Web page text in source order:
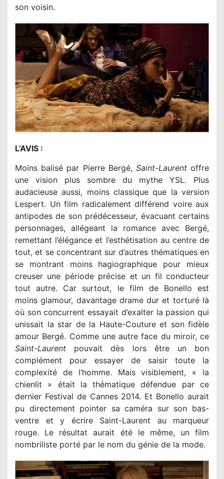
son voisin.
L’AVIS :
Moins balisé par Pierre Bergé, Saint-Laurentoffre
une vision plus sombre du mythe YSL. Plus
audacieuse aussi, moins classique que la version
Lespert. Un film radicalement différend voire aux
antipodes de son prédécesseur, évacuant certains
personnages, allégeant la romance avec Bergé,
remettant l’élégance et l’esthétisation au centre de
tout, et se concentrant sur d’autres thématiques en
se montrant moins hagiographique pour mieux
creuser une période précise et un fil conducteur
tout autre. Car surtout, le film de Bonello est
moins glamour, davantage drame dur et torturé là
où son concurrent essayait d’exalter la passion qui
unissait la star de la Haute-Couture et son fidèle
amour Bergé. Comme une autre face du miroir, ce
Saint-Laurent pouvait dès lors être un bon
complément pour essayer de saisir toute la
complexité de l’homme. Mais visiblement, « la
chienlit » était la thématique défendue par ce
dernier Festival de Cannes 2014. Et Bonello aurait
pu directement pointer sa caméra sur son bas-
ventre et y écrire Saint-Laurent au marqueur
rouge. Le résultat aurait été le même, un film
nombriliste porté par le nom du génie de la mode.